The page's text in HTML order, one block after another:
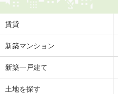
賃貸
新築マンション
新築一戸建て
土地を探す